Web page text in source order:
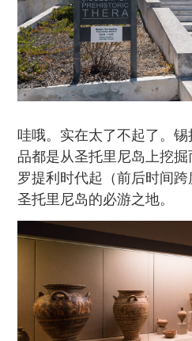
哇哦。实在太了不起了。
品都是从圣托里尼岛上挖
罗提利时代起（前后时间
圣托里尼岛的必游之地。